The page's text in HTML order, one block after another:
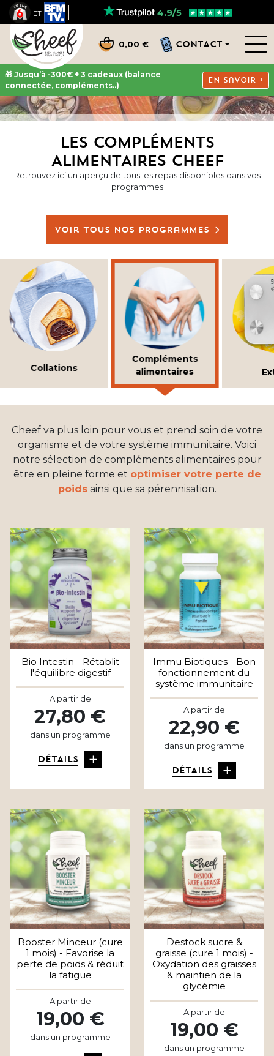
ET 4.9/5
0,00 € CONTACT
🎁 Jusqu’à -300€ + 3 cadeaux (balance
connectée, compléments..)
En savoir +
LES COMPLÉMENTS
ALIMENTAIRES CHEEF
Retrouvez ici un aperçu de tous les repas disponibles dans vos
programmes
Voir tous nos programmes
Collations
Compléments
alimentaires
Cheef va plus loin pour vous et prend soin de votre
organisme et de votre système immunitaire. Voici
notre sélection de compléments alimentaires pour
être en pleine forme et optimiser votre perte de
poids ainsi que sa pérennisation.
Bio Intestin - Rétablit
l'équilibre digestif
A partir de
27,80 €
dans un programme
DÉTAILS
Immu Biotiques - Bon
fonctionnement du
système immunitaire
A partir de
22,90 €
dans un programme
DÉTAILS
Booster Minceur (cure
1 mois) - Favorise la
perte de poids & réduit
la fatigue
A partir de
19,00 €
dans un programme
Destock sucre &
graisse (cure 1 mois) -
Oxydation des graisses
& maintien de la
glycémie
A partir de
19,00 €
dans un programme